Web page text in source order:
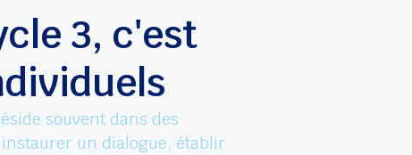
3, c'est
souvent dans des
un dialogue, établir